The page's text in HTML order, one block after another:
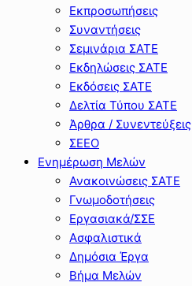
Εκπροσωπήσεις
Συναντήσεις
Σεμινάρια ΣΑΤΕ
Εκδηλώσεις ΣΑΤΕ
Εκδόσεις ΣΑΤΕ
Δελτία Τύπου ΣΑΤΕ
Άρθρα / Συνεντεύξεις
ΣΕΕΟ
Ενημέρωση Μελών
Ανακοινώσεις ΣΑΤΕ
Γνωμοδοτήσεις
Εργασιακά/ΣΣΕ
Ασφαλιστικά
Δημόσια Έργα
Βήμα Μελών